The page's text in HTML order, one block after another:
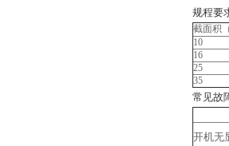
规程要
截面积
10
16
25
35
常见故
开机无